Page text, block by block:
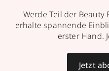
Werde Teil der Beauty
erhalte spannende
erster Hand.
Jetzt